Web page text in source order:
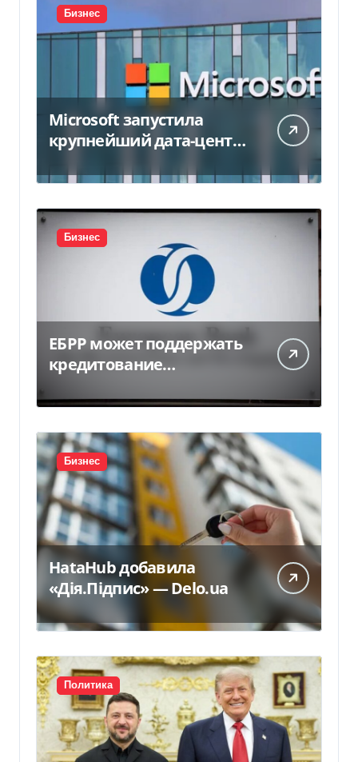
Бизнес
Microsoft запустила
крупнейший дата-центр
миллиарда
Бизнес
ЕБРР может поддержать
кредитование
300 млн евро — Delo.ua
Бизнес
HataHub добавила
«Дія.Підпис» — Delo.ua
Политика